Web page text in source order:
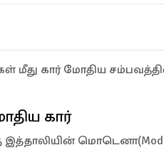
மீது கார் மோதிய
கார்
இத்தாலியின்